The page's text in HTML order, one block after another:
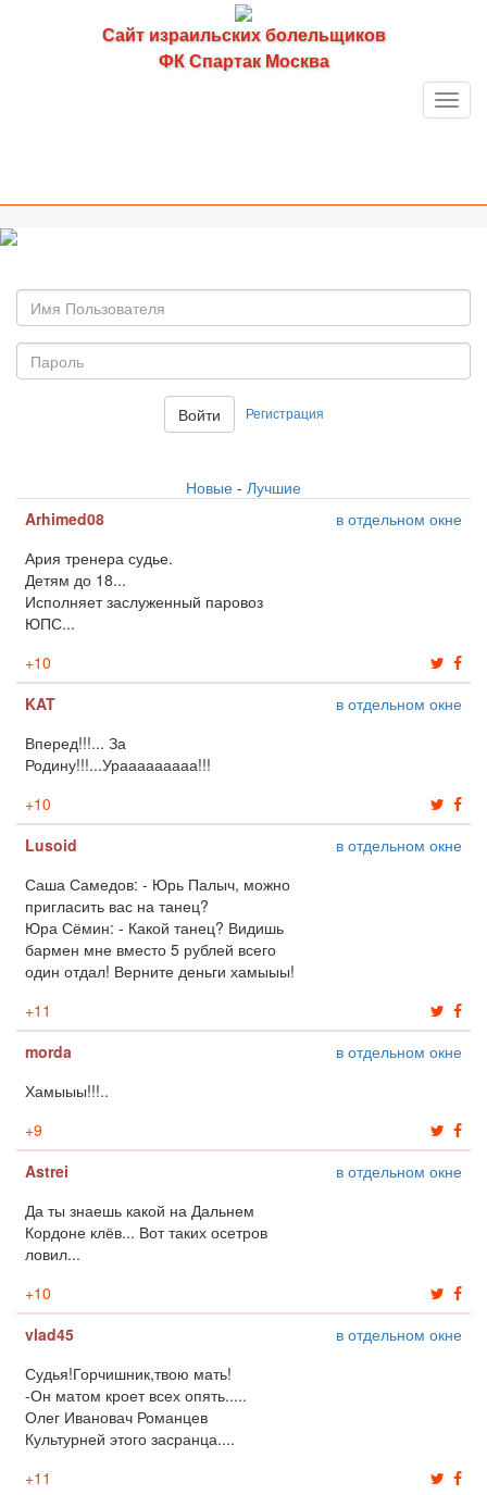
Сайт израильских болельщиков
ФК Спартак Москва
пользователя
Войти Регистрация
Новые - Лучшие
Arhimed08
в отдельном окне
Ария тренера судье.
Детям до 18...
Исполняет заслуженный паровоз
ЮПС...
+10
KAT
в отдельном окне
Вперед!!!... За
Родину!!!...Урааааааааа!!!
+10
Lusoid
в отдельном окне
Саша Самедов: - Юрь Палыч, можно
пригласить вас на танец?
Юра Сёмин: - Какой танец? Видишь
бармен мне вместо 5 рублей всего
один отдал! Верните деньги хамыыы!
+11
morda
в отдельном окне
Хамыыы!!!..
+9
Astrei
в отдельном окне
Да ты знаешь какой на Дальнем
Кордоне клёв... Вот таких осетров
ловил...
+10
vlad45
в отдельном окне
Судья!Горчишник,твою мать!
-Он матом кроет всех опять.....
Олег Ивановач Романцев
Культурней этого засранца....
+11